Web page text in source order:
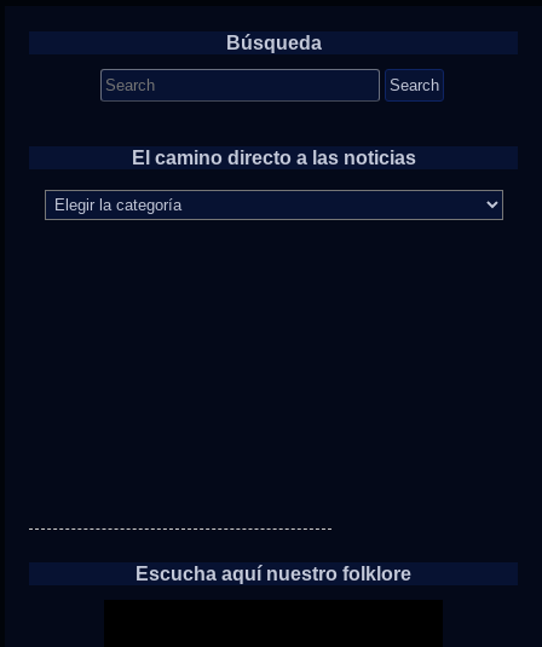
Búsqueda
Search
for:
El camino directo a las noticias
camino
Escucha aquí nuestro folklore